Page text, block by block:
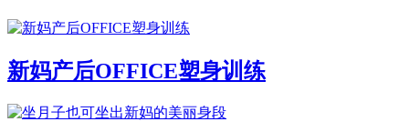
新妈产后OFFICE塑身训练